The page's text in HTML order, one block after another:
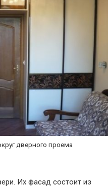
дверного проема
Их фасад состоит из